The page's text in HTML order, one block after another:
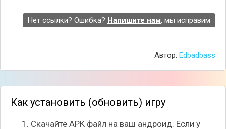
локации будет возрастать, за которыми нужно
Нет ссылки? Ошибка? Напишите нам, мы исправим
Автор: Edbadbass
Как установить (обновить) игру
Скачайте APK файл на ваш андроид. Если у